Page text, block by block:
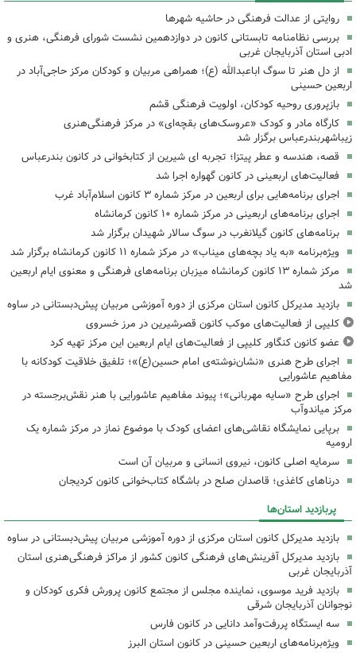
روایتی از عدالت فرهنگی در حاشیه شهرها
بررسی نظامنامه تابستانی کانون در دوازدهمین نشست شورای فرهنگی، هنری و
ادبی استان آذربایجان غربی
از دل هنر تا سوگ اباعبدالله (ع)؛ همراهی مربیان و کودکان مرکز حاجی‌آباد در
اربعین حسینی
بازپروری روحیه کودکان، اولویت فرهنگی قشم
کارگاه مادر و کودک «عروسک‌های بقچه‌ای» در مرکز فرهنگی‌هنری
زیباشهربندرعباس برگزار شد
قصه، هندسه و عطر پیتزا؛ تجربه ای شیرین از کتابخوانی در کانون بندرعباس
فعالیت‌های اربعینی در کانون گهواره اجرا شد
اجرای برنامه‌هایی برای اربعین در مرکز شماره ۳ کانون اسلام‌آباد غرب
اجرای برنامه‌های اربعینی در مرکز شماره ۱۰ کانون کرمانشاه
برنامه‌های کانون گیلانغرب در سوگ سالار شهیدان برگزار شد
ویژه‌برنامه «به یاد بچه‌های میناب» در مرکز شماره ۱۱ کانون کرمانشاه برگزار شد
مرکز شماره ۱۳ کانون کرمانشاه میزبان برنامه‌های فرهنگی و معنوی ایام اربعین
شد
بازدید مدیرکل کانون استان مرکزی از دوره آموزشی مربیان پیش‌دبستانی در ساوه
کلیپی از فعالیت‌های موکب کانون قصرشیرین در مرز خسروی
عضو کانون کنگاور کلیپی از فعالیت‌های ایام اربعین این مرکز تهیه کرد
اجرای طرح هنری «نشان‌نوشته‌ی امام حسین(ع)»؛ تلفیق خلاقیت کودکانه با
مفاهیم عاشورایی
اجرای طرح «سایه مهربانی»؛ پیوند مفاهیم عاشورایی با هنر نقش‌برجسته در
مرکز میاندوآب
برپایی نمایشگاه نقاشی‌های اعضای کودک با موضوع نماز در مرکز شماره یک
ارومیه
سرمایه اصلی کانون، نیروی انسانی و مربیان آن است
درناهای کاغذی؛ قاصدان صلح در باشگاه کتاب‌خوانی کانون کردیجان
پربازدید استان‌ها
بازدید مدیرکل کانون استان مرکزی از دوره آموزشی مربیان پیش‌دبستانی در ساوه
بازدید مدیرکل آفرینش‌های فرهنگی کانون کشور از مراکز فرهنگی‌هنری استان
آذربایجان غربی
بازدید فرید موسوی، نماینده مجلس از مجتمع کانون پرورش فکری کودکان و
نوجوانان آذربایجان شرقی
سه ایستگاه پررفت‌وآمد دانایی در کانون فارس
ویژه‌برنامه‌های اربعین حسینی در کانون استان البرز